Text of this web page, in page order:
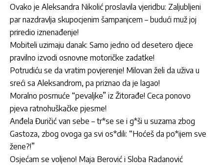
Ovako je Aleksandra Nikolić proslavila vjeridbu: Zaljubljeni
par nazdravlja skupocjenim šampanjcem – budući muž joj
priredio iznenađenje!
Mobiteli uzimaju danak: Samo jedno od desetero djece
pravilno izvodi osnovne motoričke zadatke!
Potrudiću se da vratim povjerenje! Milovan želi da uživa u
sreći sa Aleksandrom, pa priznao da je lagao!
Moralno posrnuće “pevaljke” iz Žitorađe! Ceca ponovo
pjeva ratnohuškačke pjesme!
Anđela Đuričić van sebe – tr*se se i g*ši u suzama zbog
Gastoza, zbog ovoga ga svi os*dili: “Hoćeš da po*ijem sve
žene?!”
Osjećam se voljeno! Maja Berović i Sloba Radanović